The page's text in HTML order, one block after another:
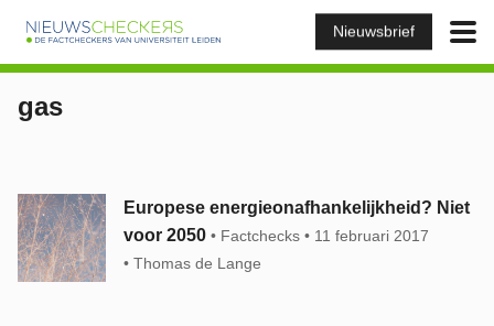
Nieuwsbrief
gas
Europese energieonafhankelijkheid? Niet
voor 2050
Factchecks
11 februari 2017
Thomas de Lange